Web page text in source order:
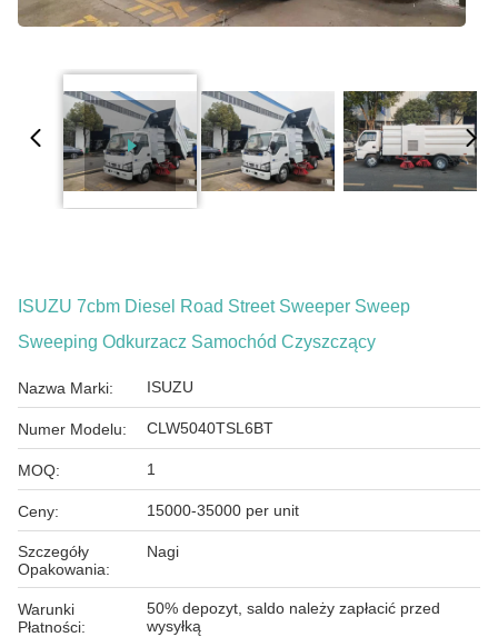
ISUZU 7cbm Diesel Road Street Sweeper Sweep
Sweeping Odkurzacz Samochód Czyszczący
Nazwa Marki: ISUZU
Numer Modelu: CLW5040TSL6BT
MOQ: 1
Ceny: 15000-35000 per unit
Szczegóły
Opakowania:
Nagi
Warunki
Płatności:
50% depozyt, saldo należy zapłacić przed
wysyłką